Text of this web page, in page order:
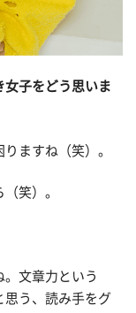
子をどう思いま
ますね（笑）。
笑）。
。文章力という
思う、読み手をグ